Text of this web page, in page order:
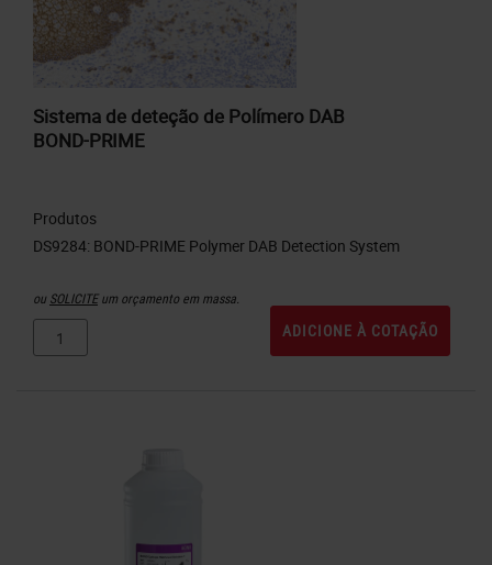
Sistema de deteção de Polímero DAB
BOND-PRIME
Produtos
ou SOLICITEum orçamento em massa.
ADICIONE À COTAÇÃO